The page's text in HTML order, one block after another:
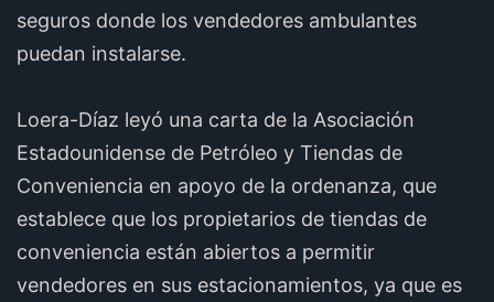
seguros donde los vendedores ambulantes
puedan instalarse.
Loera-Díaz leyó una carta de la Asociación
Estadounidense de Petróleo y Tiendas de
Conveniencia en apoyo de la ordenanza, que
establece que los propietarios de tiendas de
conveniencia están abiertos a permitir
vendedores en sus estacionamientos, ya que es